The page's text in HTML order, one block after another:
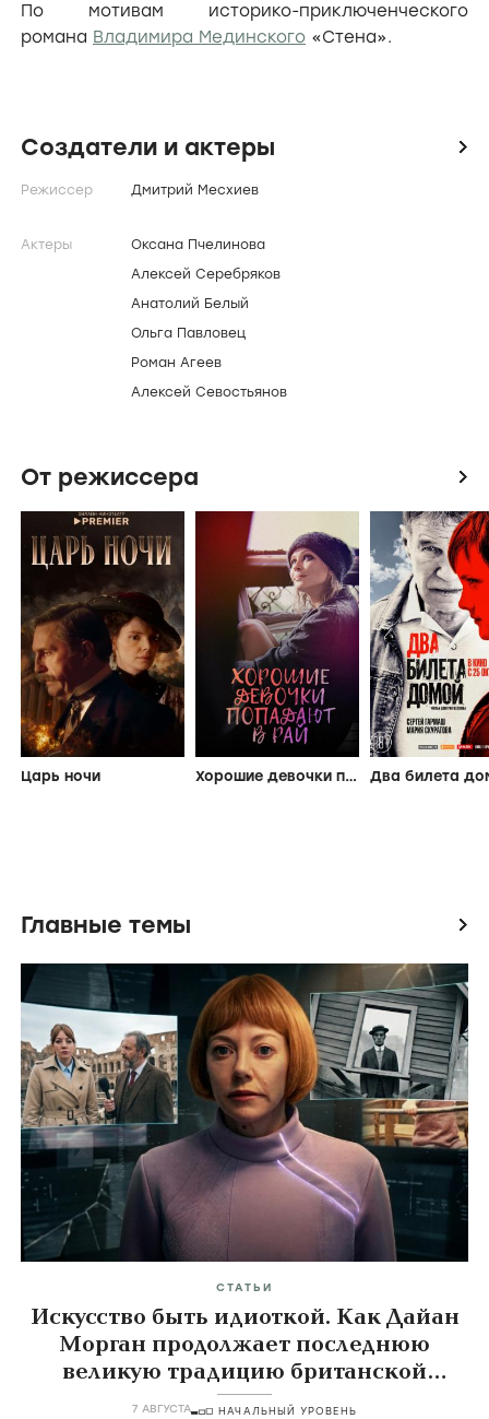
По мотивам историко-приключенческого
романа Владимира Мединского «Стена».
Создатели и актеры icon
Режиссер Дмитрий Месхиев
Актеры
Оксана Пчелинова
Алексей Серебряков
Анатолий Белый
Ольга Павловец
Роман Агеев
Алексей Севостьянов
От режиссера icon
Царь ночи Хорошие девочки попадают в рай Два билета
Главные темы icon
СТАТЬИ
Искусство быть идиоткой. Как Дайан
Морган продолжает последнюю
великую традицию британской
комедии
7 АВГУСТА НАЧАЛЬНЫЙ УРОВЕНЬ